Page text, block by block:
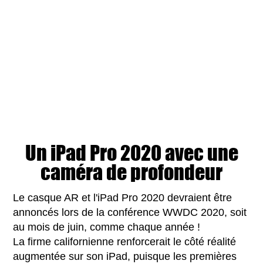
Un iPad Pro 2020 avec une
caméra de profondeur
Le casque AR et l'iPad Pro 2020 devraient être
annoncés lors de la conférence WWDC 2020, soit
au mois de juin, comme chaque année !
La firme californienne renforcerait le côté réalité
augmentée sur son iPad, puisque les premières